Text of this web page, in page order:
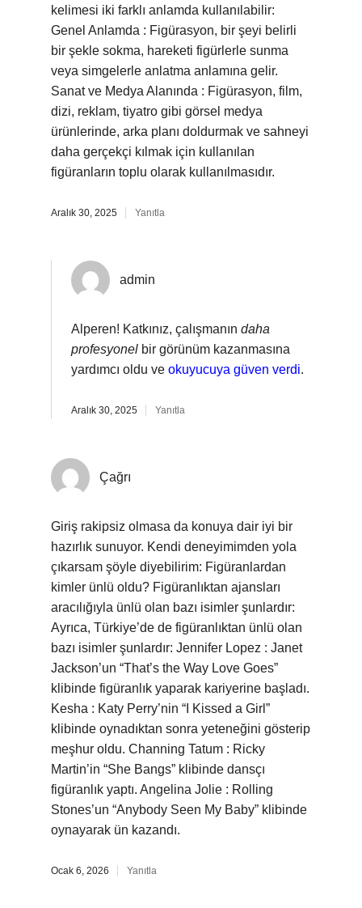
kelimesi iki farklı anlamda kullanılabilir:
Genel Anlamda : Figürasyon, bir şeyi belirli
bir şekle sokma, hareketi figürlerle sunma
veya simgelerle anlatma anlamına gelir.
Sanat ve Medya Alanında : Figürasyon, film,
dizi, reklam, tiyatro gibi görsel medya
ürünlerinde, arka planı doldurmak ve sahneyi
daha gerçekçi kılmak için kullanılan
figüranların toplu olarak kullanılmasıdır.
Aralık 30, 2025 Yanıtla
admin
Alperen! Katkınız, çalışmanın daha
profesyonel bir görünüm kazanmasına
yardımcı oldu ve okuyucuya güven verdi.
Aralık 30, 2025 Yanıtla
Çağrı
Giriş rakipsiz olmasa da konuya dair iyi bir
hazırlık sunuyor. Kendi deneyimimden yola
çıkarsam şöyle diyebilirim: Figüranlardan
kimler ünlü oldu? Figüranlıktan ajansları
aracılığıyla ünlü olan bazı isimler şunlardır:
Ayrıca, Türkiye’de de figüranlıktan ünlü olan
bazı isimler şunlardır: Jennifer Lopez : Janet
Jackson’un “That’s the Way Love Goes”
klibinde figüranlık yaparak kariyerine başladı.
Kesha : Katy Perry’nin “I Kissed a Girl”
klibinde oynadıktan sonra yeteneğini gösterip
meşhur oldu. Channing Tatum : Ricky
Martin’in “She Bangs” klibinde dansçı
figüranlık yaptı. Angelina Jolie : Rolling
Stones’un “Anybody Seen My Baby” klibinde
oynayarak ün kazandı.
Ocak 6, 2026 Yanıtla